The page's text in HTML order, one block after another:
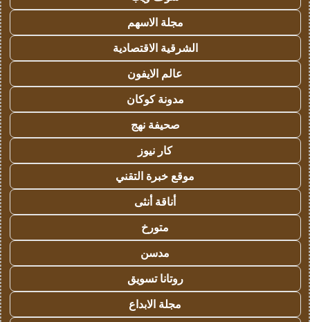
مجلة الاسهم
الشرقية الاقتصادية
عالم الايفون
مدونة كوكان
صحيفة نهج
كار نيوز
موقع خبرة التقني
أناقة أنثى
متورخ
مدسن
روتانا تسويق
مجلة الابداع